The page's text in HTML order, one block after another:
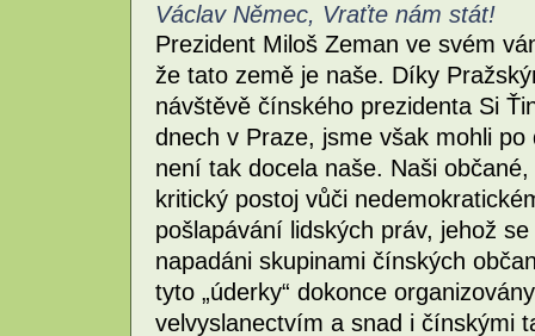
Václav Němec, Vraťte nám stát!
Prezident Miloš Zeman ve svém
že tato země je naše. Díky
návštěvě čínského prezidenta Si
dnech v Praze, jsme však mohli
není tak docela naše. Naši
kritický postoj vůči
pošlapávání lidských práv, jehož
napadáni skupinami čínských
tyto „úderky“ dokonce
velvyslanectvím a snad i čínskými